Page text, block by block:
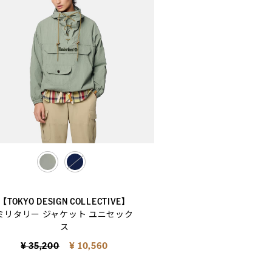
selected
TOKYO DESIGN COLLECTIVE】
リタリー ジャケット ユニセック
ス
Price reduced from
¥ 35,200to ¥ 10,560